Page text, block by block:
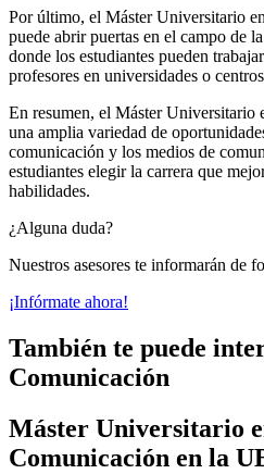
Por último, el Máster Universitario
puede abrir puertas en el campo de
donde los estudiantes pueden
profesores en universidades o
En resumen, el Máster Universitario
una amplia variedad de
comunicación y los medios de
estudiantes elegir la carrera que
habilidades.
¿Alguna duda?
Nuestros asesores te informarán de
¡Infórmate ahora!
También te puede
Comunicación
Máster Universitario
Comunicación en la